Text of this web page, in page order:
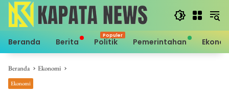
Langsung
konten
Beranda Berita Politik Pemerintahan
Beranda Ekonomi
Ekonomi